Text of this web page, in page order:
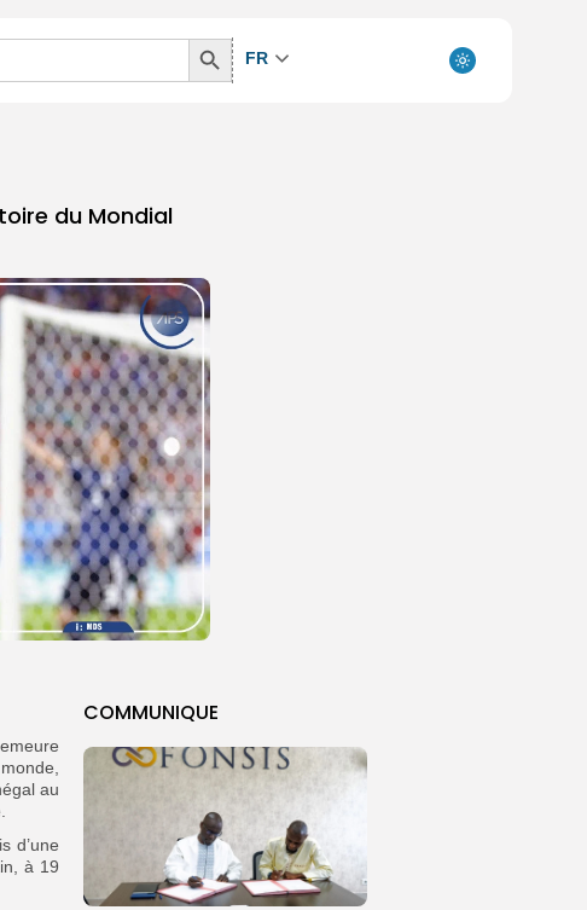
Search
Button
FR
du Mondial
COMMUNIQUE
au
d’une
à 19